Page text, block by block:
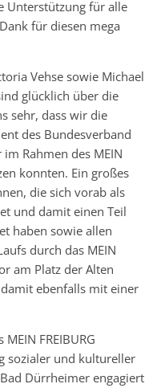
Unterstützung für alle
für diesen mega
Vehse sowie Michael
glücklich über die
sehr, dass wir die
des Bundesverband
Rahmen des MEIN
konnten. Ein großes
die sich vorab als
und damit einen Teil
haben sowie allen
durch das MEIN
am Platz der Alten
ebenfalls mit einer
FREIBURG
sozialer und kultureller
Dürrheimer engagiert